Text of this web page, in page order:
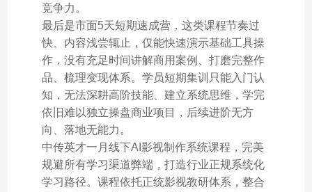
竞争力。
最后是市面5天短期速成营，这类课程节奏过
快、内容浅尝辄止，仅能快速演示基础工具操
作，没有充足时间讲解商用案例、打磨完整作
品、梳理变现体系。学员短期集训只能入门认
知，无法深耕高阶技能、建立系统思维，学完
依旧难以独立操盘商业项目，后续进阶无方
向、落地无能力。
中传英才一月线下AI影视制作系统课程，完美
规避所有学习渠道弊端，打造行业正规系统化
学习路径。课程依托正统影视教研体系，整合